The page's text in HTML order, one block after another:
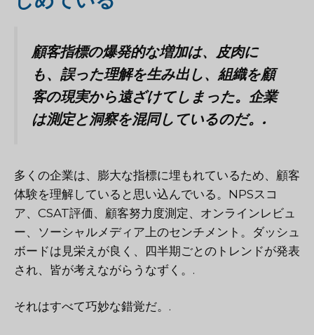
顧客指標の爆発的な増加は、皮肉に
も、誤った理解を生み出し、組織を顧
客の現実から遠ざけてしまった。企業
は測定と洞察を混同しているのだ。.
多くの企業は、膨大な指標に埋もれているため、顧客
体験を理解していると思い込んでいる。NPSスコ
ア、CSAT評価、顧客努力度測定、オンラインレビュ
ー、ソーシャルメディア上のセンチメント。ダッシュ
ボードは見栄えが良く、四半期ごとのトレンドが発表
され、皆が考えながらうなずく。.
それはすべて巧妙な錯覚だ。.